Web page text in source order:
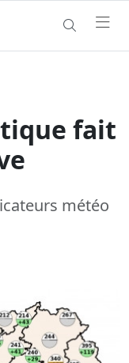
fait
météo